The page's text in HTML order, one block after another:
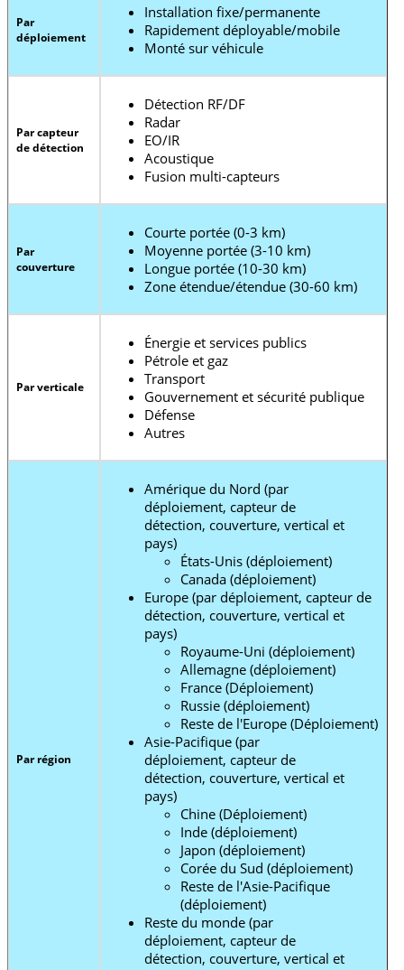
Par
déploiement
Installation fixe/permanente
Rapidement déployable/mobile
Monté sur véhicule
Par capteur
de détection
Détection RF/DF
Radar
EO/IR
Acoustique
Fusion multi-capteurs
Par
couverture
Courte portée (0-3 km)
Moyenne portée (3-10 km)
Longue portée (10-30 km)
Zone étendue/étendue (30-60 km)
Par verticale
Énergie et services publics
Pétrole et gaz
Transport
Gouvernement et sécurité publique
Défense
Autres
Par région
Amérique du Nord (par
déploiement, capteur de
détection, couverture, vertical et
pays)
États-Unis (déploiement)
Canada (déploiement)
Europe (par déploiement, capteur de
détection, couverture, vertical et
pays)
Royaume-Uni (déploiement)
Allemagne (déploiement)
France (Déploiement)
Russie (déploiement)
Reste de l'Europe (Déploiement)
Asie-Pacifique (par
déploiement, capteur de
détection, couverture, vertical et
pays)
Chine (Déploiement)
Inde (déploiement)
Japon (déploiement)
Corée du Sud (déploiement)
Reste de l'Asie-Pacifique
(déploiement)
Reste du monde (par
déploiement, capteur de
détection, couverture, vertical et